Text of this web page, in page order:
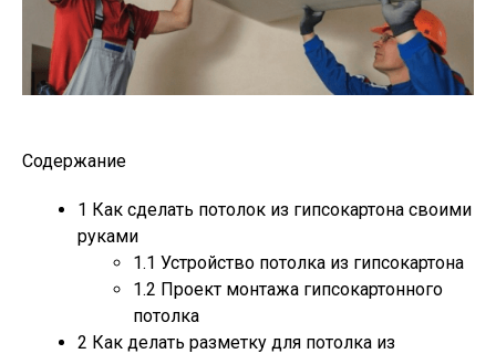
Содержание
1 Как сделать потолок из гипсокартона своими
руками
1.1 Устройство потолка из гипсокартона
1.2 Проект монтажа гипсокартонного
потолка
2 Как делать разметку для потолка из